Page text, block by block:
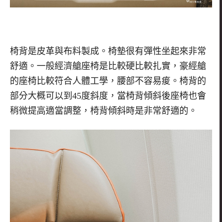
椅背是皮革與布料製成。椅墊很有彈性坐起來非常
舒適。一般經濟艙座椅是比較硬比較扎實，豪經艙
的座椅比較符合人體工學，腰部不容易痠。椅背的
部分大概可以到 45度斜度，當椅背傾斜後座椅也會
稍微提高適當調整，椅背傾斜時是非常舒適的。